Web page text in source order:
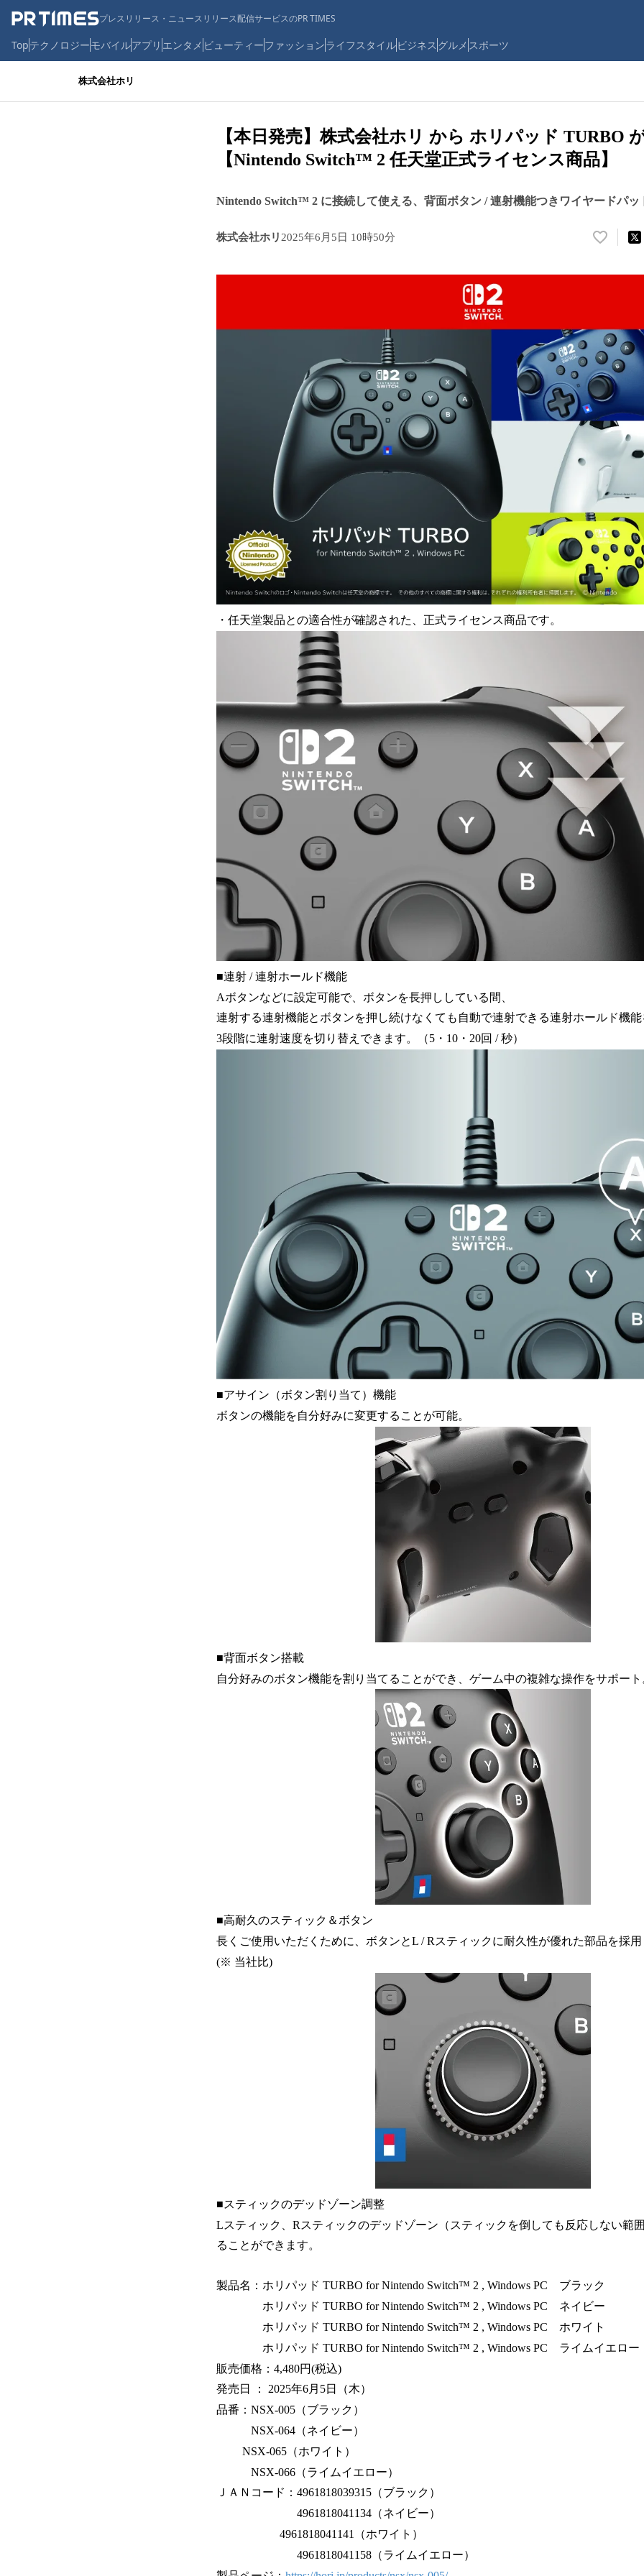
プレスリリース・ニュースリリース配信サービスのPR TIMES
Topテクノロジーモバイルアプリ エンタメ ビューティーファッションライフスタイルビジネス グルメ スポーツ
株式会社ホリ
【本日発売】株式会社ホリ から ホリパッド TURBO
【Nintendo Switch™ 2 任天堂正式ライセンス商品】
Nintendo Switch™ 2 に接続して使える、背面ボタン / 連射機能つきワイヤードパッ
株式会社ホリ 2025年6月5日 10時50分
い
ね
読
み
込
み
中
す
・任天堂製品との適合性が確認された、正式ライセンス商品です。
■連射 / 連射ホールド機能
Aボタンなどに設定可能で、ボタンを長押ししている間、
連射する連射機能とボタンを押し続けなくても自動で連射できる連射ホールド機
3段階に連射速度を切り替えできます。（5・10・20回 / 秒）
■アサイン（ボタン割り当て）機能
ボタンの機能を自分好みに変更することが可能。
■背面ボタン搭載
自分好みのボタン機能を割り当てることができ、ゲーム中の複雑な操作をサポート
■高耐久のスティック＆ボタン
長くご使用いただくために、ボタンとL / Rスティックに耐久性が優れた部品を採
(※ 当社比)
■スティックのデッドゾーン調整
Lスティック、Rスティックのデッドゾーン（スティックを倒しても反応しない範
ることができます。
製品名：ホリパッド TURBO for Nintendo Switch™ 2 , Windows PC ブラック
ホリパッド TURBO for Nintendo Switch™ 2 , Windows PC ネイビー
ホリパッド TURBO for Nintendo Switch™ 2 , Windows PC ホワイト
ホリパッド TURBO for Nintendo Switch™ 2 , Windows PC ライムイエロー
販売価格：4,480円(税込)
発売日 ： 2025年6月5日（木）
品番：NSX-005（ブラック）
NSX-064（ネイビー）
NSX-065（ホワイト）
NSX-066（ライムイエロー）
ＪＡＮコード：4961818039315（ブラック）
4961818041134（ネイビー）
4961818041141（ホワイト）
4961818041158（ライムイエロー）